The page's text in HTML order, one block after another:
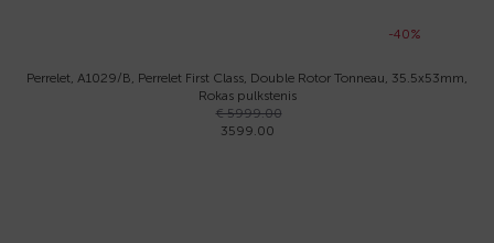
-40%
Perrelet, A1029/B, Perrelet First Class, Double Rotor Tonneau, 35.5x53mm,
Rokas pulkstenis
€ 5999.00
3599.00